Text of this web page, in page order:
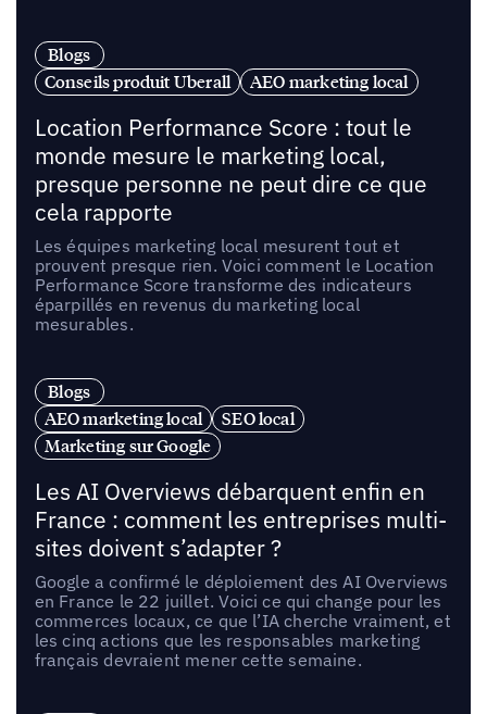
Blogs
Conseils produit Uberall
AEO marketing local
Location Performance Score : tout le
monde mesure le marketing local,
presque personne ne peut dire ce que
cela rapporte
Les équipes marketing local mesurent tout et
prouvent presque rien. Voici comment le Location
Performance Score transforme des indicateurs
éparpillés en revenus du marketing local
mesurables.
Blogs
AEO marketing local
SEO local
Marketing sur Google
Les AI Overviews débarquent enfin en
France : comment les entreprises multi-
sites doivent s’adapter ?
Google a confirmé le déploiement des AI Overviews
en France le 22 juillet. Voici ce qui change pour les
commerces locaux, ce que l’IA cherche vraiment, et
les cinq actions que les responsables marketing
français devraient mener cette semaine.